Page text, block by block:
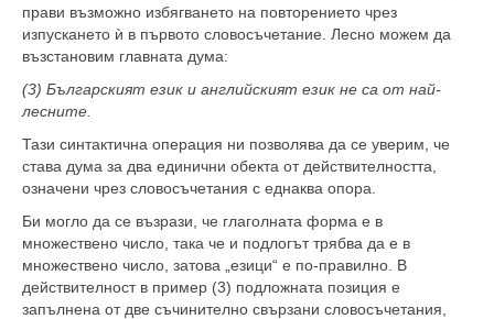
прави възможно избягването на повторението чрез
изпускането ѝ в първото словосъчетание. Лесно можем да
възстановим главната дума:
(3) Българският език и английският език не са от най-
лесните.
Тази синтактична операция ни позволява да се уверим, че
става дума за два единични обекта от действителността,
означени чрез словосъчетания с еднаква опора.
Би могло да се възрази, че глаголната форма е в
множествено число, така че и подлогът трябва да е в
множествено число, затова „езици“ е по-правилно. В
действителност в пример (3) подложната позиция е
запълнена от две съчинително свързани словосъчетания,